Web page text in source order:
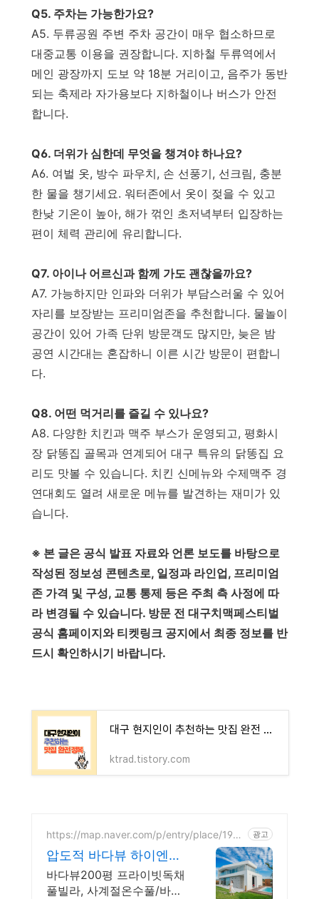
Q5. 주차는 가능한가요?
A5. 두류공원 주변 주차 공간이 매우 협소하므로
대중교통 이용을 권장합니다. 지하철 두류역에서
메인 광장까지 도보 약 18분 거리이고, 음주가 동반
되는 축제라 자가용보다 지하철이나 버스가 안전
합니다.
Q6. 더위가 심한데 무엇을 챙겨야 하나요?
A6. 여벌 옷, 방수 파우치, 손 선풍기, 선크림, 충분
한 물을 챙기세요. 워터존에서 옷이 젖을 수 있고
한낮 기온이 높아, 해가 꺾인 초저녁부터 입장하는
편이 체력 관리에 유리합니다.
Q7. 아이나 어르신과 함께 가도 괜찮을까요?
A7. 가능하지만 인파와 더위가 부담스러울 수 있어
자리를 보장받는 프리미엄존을 추천합니다. 물놀이
공간이 있어 가족 단위 방문객도 많지만, 늦은 밤
공연 시간대는 혼잡하니 이른 시간 방문이 편합니
다.
Q8. 어떤 먹거리를 즐길 수 있나요?
A8. 다양한 치킨과 맥주 부스가 운영되고, 평화시
장 닭똥집 골목과 연계되어 대구 특유의 닭똥집 요
리도 맛볼 수 있습니다. 치킨 신메뉴와 수제맥주 경
연대회도 열려 새로운 메뉴를 발견하는 재미가 있
습니다.
※ 본 글은 공식 발표 자료와 언론 보도를 바탕으로
작성된 정보성 콘텐츠로, 일정과 라인업, 프리미엄
존 가격 및 구성, 교통 통제 등은 주최 측 사정에 따
라 변경될 수 있습니다. 방문 전 대구치맥페스티벌
공식 홈페이지와 티켓링크 공지에서 최종 정보를 반
드시 확인하시기 바랍니다.
대구 현지인이 추천하는 맛집 완전 정복
ktrad.tistory.com
https://map.naver.com/p/entry/place/1970
광고
압도적 바다뷰 하이엔드
풀빌라 7-8월 한정 수영
장 포함
바다뷰200평 프라이빗독채
풀빌라, 사계절온수풀/바다